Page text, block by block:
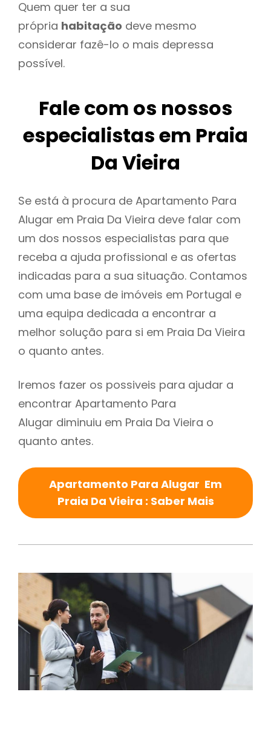
Quem quer ter a sua
própria habitação deve mesmo
considerar fazê-lo o mais depressa
possível.
Fale com os nossos
especialistas em Praia
Da Vieira
Se está à procura de Apartamento Para
Alugar em Praia Da Vieira deve falar com
um dos nossos especialistas para que
receba a ajuda profissional e as ofertas
indicadas para a sua situação. Contamos
com uma base de imóveis em Portugal e
uma equipa dedicada a encontrar a
melhor solução para si em Praia Da Vieira
o quanto antes.
Iremos fazer os possiveis para ajudar a
encontrar Apartamento Para
Alugar diminuiu em Praia Da Vieira o
quanto antes.
Apartamento Para Alugar Em
Praia Da Vieira : Saber Mais